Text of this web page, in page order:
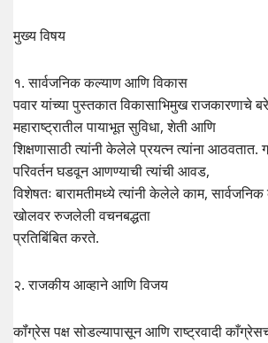
मुख्य विषय
१. सार्वजनिक कल्याण आणि विकास
पवार यांच्या पुस्तकात विकासाभिमुख राजकारणाचे
महाराष्ट्रातील पायाभूत सुविधा, शेती आणि
शिक्षणासाठी त्यांनी केलेले प्रयत्न त्यांना आठवतात.
परिवर्तन घडवून आणण्याची त्यांची आवड,
विशेषतः बारामतीमध्ये त्यांनी केलेले काम, सार्वजनिक
खोलवर रुजलेली वचनबद्धता
प्रतिबिंबित करते.
२. राजकीय आव्हाने आणि विजय
कॉंग्रेस पक्ष सोडल्यापासून आणि राष्ट्रवादी